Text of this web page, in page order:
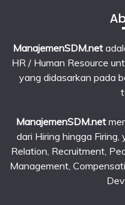
ManajemenSDM.net
HR / Human Resource
yang didasarkan pada
ManajemenSDM.net
dari Hiring hingga Firing,
Relation, Recruitment,
Management,